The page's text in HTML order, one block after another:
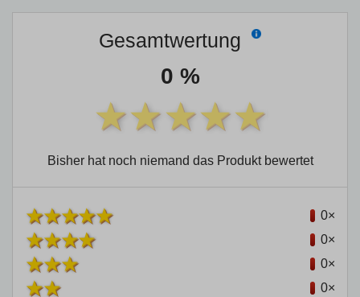
Gesamtwertung
0 %
Bisher hat noch niemand das Produkt bewertet
0×
0×
0×
0×